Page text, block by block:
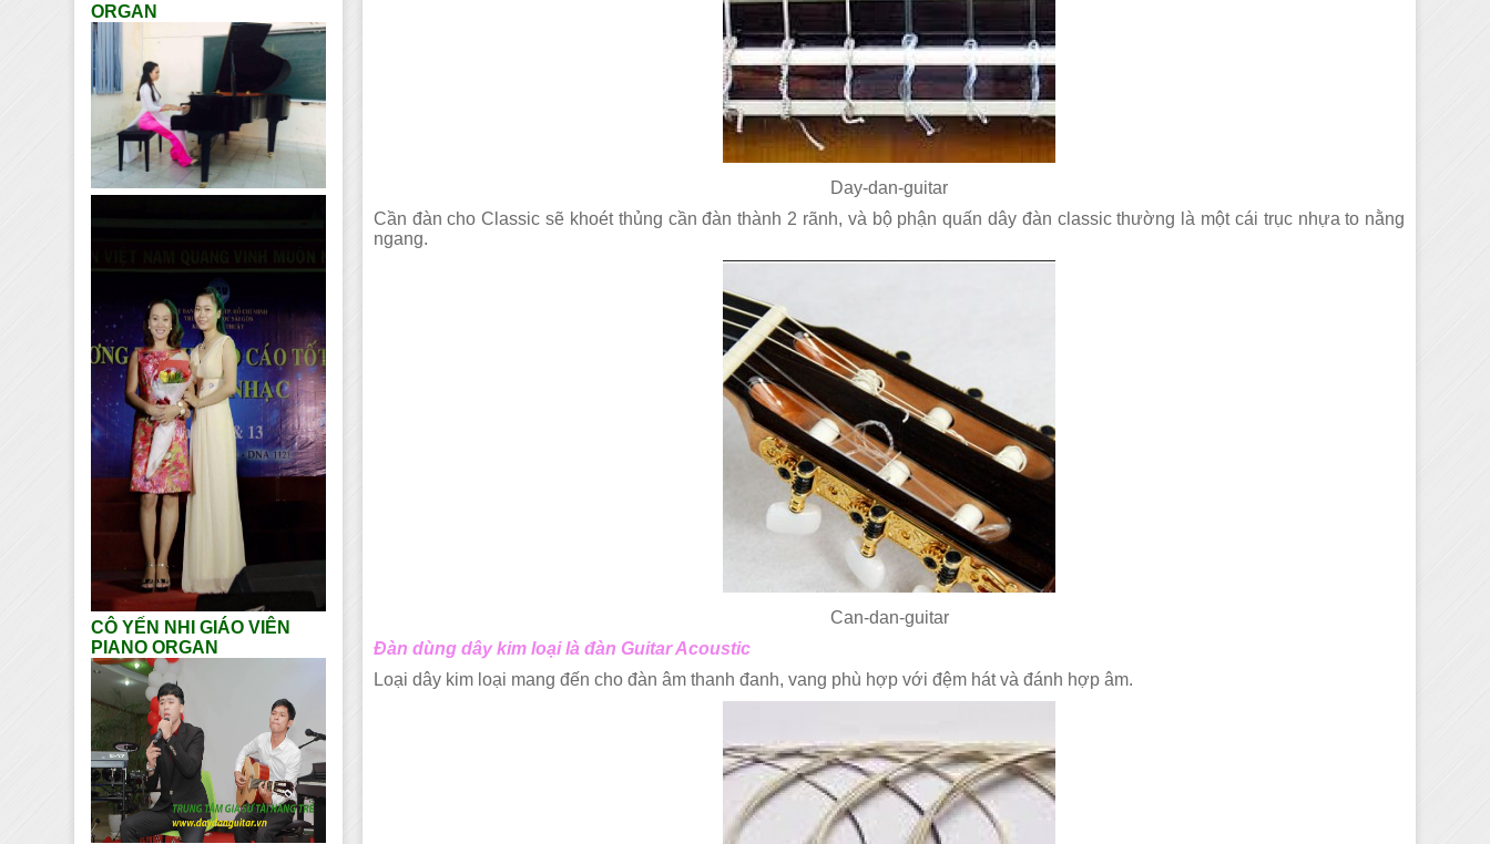
Day-dan-guitar
Cần đàn cho Classic sẽ khoét thủng cần đàn thành 2 rãnh, và bộ phận quấn dây đàn classic thường là một cái trục nhựa to nằng
ngang.
Can-dan-guitar
Đàn dùng dây kim loại là đàn Guitar Acoustic
Loại dây kim loại mang đến cho đàn âm thanh đanh, vang phù hợp với đệm hát và đánh hợp âm.
ORGAN
CÔ YẾN NHI GIÁO VIÊN
PIANO ORGAN